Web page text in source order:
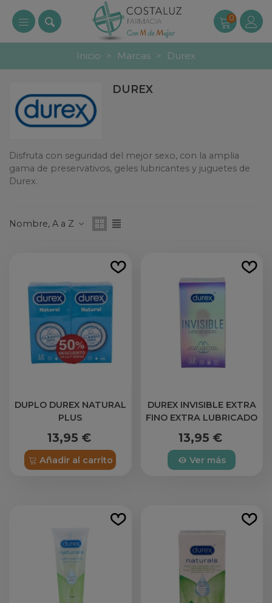
0
Inicio > Marcas > Durex
DUREX
Disfruta con seguridad del mejor sexo, con la amplia
gama de preservativos, geles lubricantes y juguetes de
Durex.
Nombre, A a Z
DUPLO DUREX NATURAL
PLUS
13,95 €
Añadir al carrito
DUREX INVISIBLE EXTRA
FINO EXTRA LUBRICADO
UNIDADES
13,95 €
Ver más